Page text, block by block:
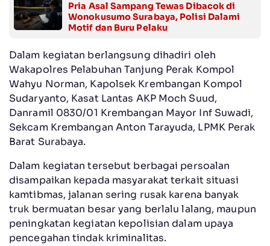
Pria Asal Sampang Tewas Dibacok di
Wonokusumo Surabaya, Polisi Dalami
Motif dan Buru Pelaku
Dalam kegiatan berlangsung dihadiri oleh
Wakapolres Pelabuhan Tanjung Perak Kompol
Wahyu Norman, Kapolsek Krembangan Kompol
Sudaryanto, Kasat Lantas AKP Moch Suud,
Danramil 0830/01 Krembangan Mayor Inf Suwadi,
Sekcam Krembangan Anton Tarayuda, LPMK Perak
Barat Surabaya.
Dalam kegiatan tersebut berbagai persoalan
disampaikan kepada masyarakat terkait situasi
kamtibmas, jalanan sering rusak karena banyak
truk bermuatan besar yang berlalu lalang, maupun
peningkatan kegiatan kepolisian dalam upaya
pencegahan tindak kriminalitas.